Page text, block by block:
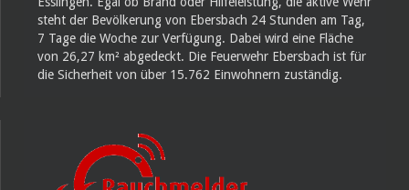
steht der Bevölkerung von Ebersbach 24 Stunden am Tag,
7 Tage die Woche zur Verfügung. Dabei wird eine Fläche
von 26,27 km² abgedeckt. Die Feuerwehr Ebersbach ist für
die Sicherheit von über 15.762 Einwohnern zuständig.